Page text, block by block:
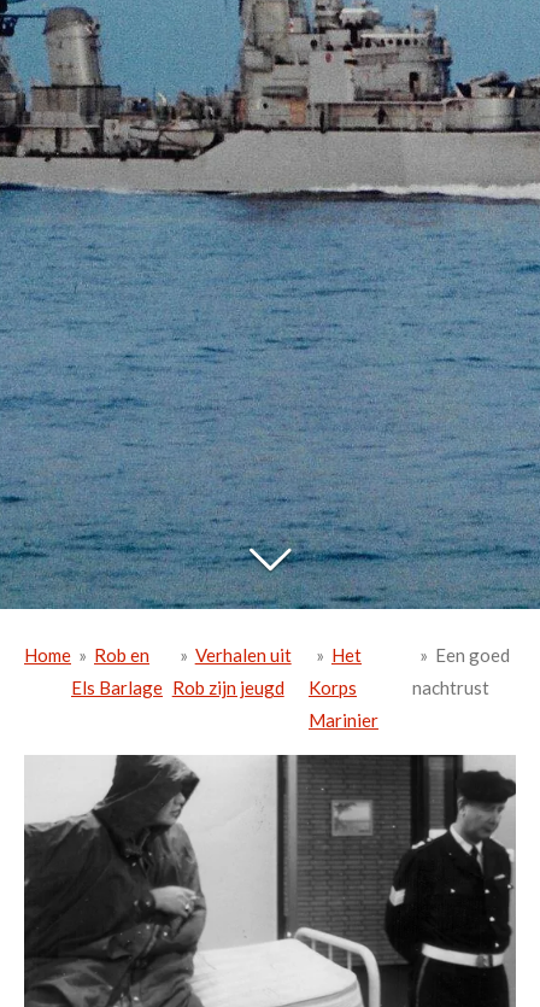
Home » Rob en
Els Barlage
» Verhalen uit
Rob zijn jeugd
» Het
Korps
Marinier
» Een goed
nachtrust